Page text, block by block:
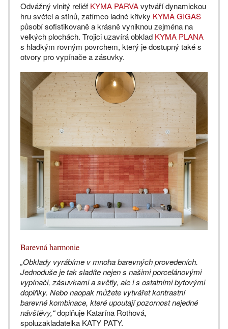
Odvážný vlnitý reliéf KYMA PARVAvytváří dynamickou
hru světel a stínů, zatímco ladné křivky KYMA GIGAS
působí sofistikovaně a krásně vyniknou zejména na
velkých plochách. Trojici uzavírá obklad KYMA PLANA
s hladkým rovným povrchem, který je dostupný také s
otvory pro vypínače a zásuvky.
Barevná harmonie
„Obklady vyrábíme v mnoha barevných provedeních.
Jednoduše je tak sladíte nejen s našimi porcelánovými
vypínači, zásuvkami a světly, ale i s ostatními bytovými
doplňky. Nebo naopak můžete vytvářet kontrastní
barevné kombinace, které upoutají pozornost nejedné
návštěvy,“doplňuje Katarína Rothová,
spoluzakladatelka KATY PATY.